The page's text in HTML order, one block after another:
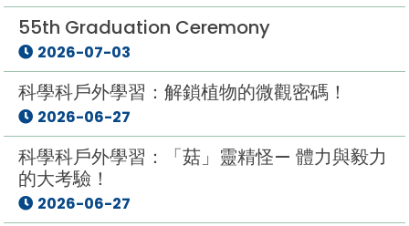
55th Graduation Ceremony
2026-07-03
科學科戶外學習：解鎖植物的微觀密碼！
2026-06-27
科學科戶外學習：「菇」靈精怪— 體力與毅力
的大考驗！
2026-06-27